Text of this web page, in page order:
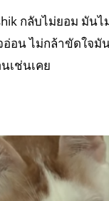
กลับไม่ยอม มัน
อ่อน ไม่กล้าขัดใจมั
เช่นเคย